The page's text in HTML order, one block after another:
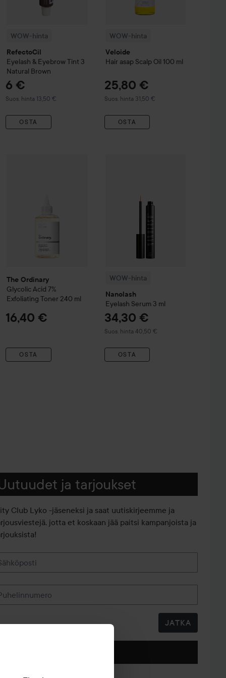
WOW-hinta
RefectoCil
Eyelash & Eyebrow Tint 3
Natural Brown
6 €
Suos. hinta 13,50 €
Suositeltu hinta 13,50 €
OSTA
WOW-hinta
Veloide
Hair asap Scalp Oil 100 ml
25,80 €
Suos. hinta 31,50 €
Suositeltu hinta 31,50 €
OSTA
The Ordinary
Glycolic Acid 7%
Exfoliating Toner 240 ml
16,40 €
OSTA
WOW-hinta
Nanolash
Eyelash Serum 3 ml
34,30 €
Suos. hinta 40,50 €
Suositeltu hinta 40,50 €
OSTA
ja tarjoukset
Club Lyko -jäseneksi ja saat uutiskirjeemme ja
jotta et koskaan jää paitsi kampanjoista ja
JATKA